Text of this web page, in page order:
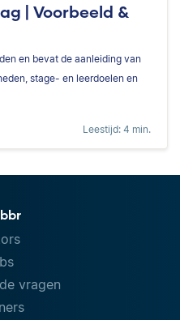
| Voorbeeld &
en bevat de aanleiding van
stage- en leerdoelen en
Leestijd: 4 min.
vragen